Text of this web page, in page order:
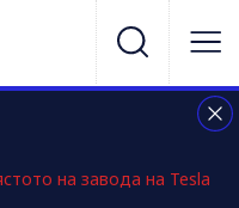
на завода на Tesla